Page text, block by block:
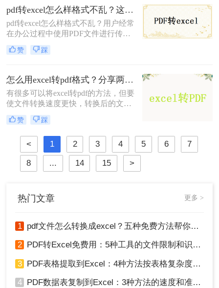
避免这些问题，需要将其转换为PDF
格式。那么excel怎么转pdf格式呢？接
下来推荐3个excel转PDF的方案，一
起来看看吧。
pdf转excel怎么样格式不乱？这两个方法很简单！
pdf转excel怎么样格式不乱？​用户经常
在办公过程中使用PDF文件进行传
输，因为它可以保持原始内容不变。
然而，在一些特殊的时刻，如果你想
你必须找到一种方法来将它们转换为
一些可编辑的文件，如:Excel、
Word、PPT等。那PDF转Excel的能保
持原始格式不变吗？回答是：Yes。
接下来分享4个PDF转Excel的方法，
一起来看看吧。​
赞 踩
怎么用excel转pdf格式？分享两个超级简单的方法
有很多可以将excel转pdf的方法，但要
使文件转换速度更快，转换后的文件
就越有效，就需要正确地转换。你知
道怎么用excel转pdf格式吗？很多人觉
得格式转换是件很困难的事情，其实
我们可以使用工具，借助转转大师
PDF转换工具就可以很轻松的完成，
下面来给大家介绍一下。
赞 踩
< 1 2 3 4 5 6 7
8 ... 14 15 >
热门文章 更多 >
1 pdf文件怎么转换成excel？五种免费方法帮你解决！
2 PDF转Excel免费用：5种工具的文件限制和识别精度对比！
3 PDF表格提取到Excel：4种方法按表格复杂度选，扫描件要单独处理！
4 PDF数据表复制到Excel：3种方法的速度和准确率差别挺大！